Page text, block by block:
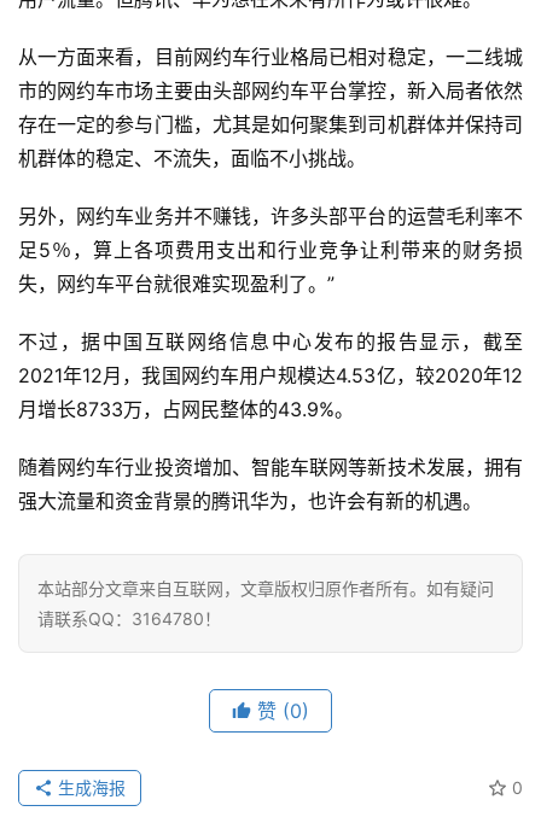
从一方面来看，目前网约车行业格局已相对稳定，一二线城
市的网约车市场主要由头部网约车平台掌控，新入局者依然
存在一定的参与门槛，尤其是如何聚集到司机群体并保持司
机群体的稳定、不流失，面临不小挑战。
另外，网约车业务并不赚钱，许多头部平台的运营毛利率不
足5％，算上各项费用支出和行业竞争让利带来的财务损
失，网约车平台就很难实现盈利了。”
不过，据中国互联网络信息中心发布的报告显示，截至
2021年12月，我国网约车用户规模达4.53亿，较2020年12
月增长8733万，占网民整体的43.9%。
随着网约车行业投资增加、智能车联网等新技术发展，拥有
强大流量和资金背景的腾讯华为，也许会有新的机遇。
本站部分文章来自互联网，文章版权归原作者所有。如有疑问
请联系QQ：3164780！
赞 (0)
0
生成海报